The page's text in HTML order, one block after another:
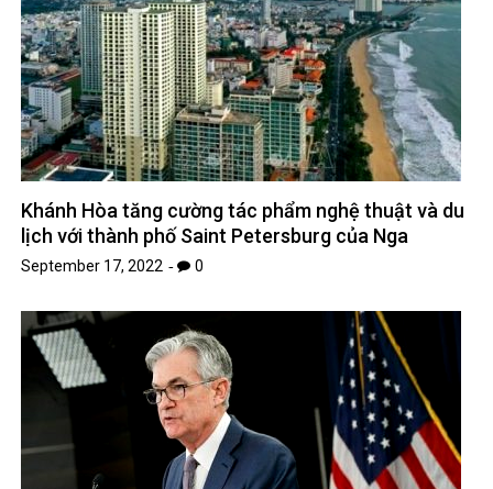
Khánh Hòa tăng cường tác phẩm nghệ thuật và du
lịch với thành phố Saint Petersburg của Nga
September 17, 2022 0